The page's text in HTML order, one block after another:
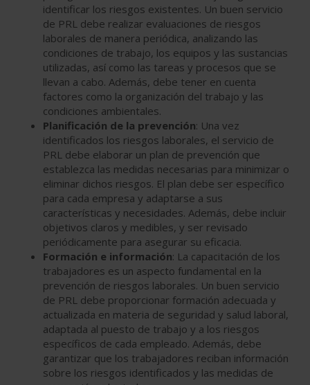
identificar los riesgos existentes. Un buen servicio
de PRL debe realizar evaluaciones de riesgos
laborales de manera periódica, analizando las
condiciones de trabajo, los equipos y las sustancias
utilizadas, así como las tareas y procesos que se
llevan a cabo. Además, debe tener en cuenta
factores como la organización del trabajo y las
condiciones ambientales.
Planificación de la prevención: Una vez
identificados los riesgos laborales, el servicio de
PRL debe elaborar un plan de prevención que
establezca las medidas necesarias para minimizar o
eliminar dichos riesgos. El plan debe ser específico
para cada empresa y adaptarse a sus
características y necesidades. Además, debe incluir
objetivos claros y medibles, y ser revisado
periódicamente para asegurar su eficacia.
Formación e información: La capacitación de los
trabajadores es un aspecto fundamental en la
prevención de riesgos laborales. Un buen servicio
de PRL debe proporcionar formación adecuada y
actualizada en materia de seguridad y salud laboral,
adaptada al puesto de trabajo y a los riesgos
específicos de cada empleado. Además, debe
garantizar que los trabajadores reciban información
sobre los riesgos identificados y las medidas de